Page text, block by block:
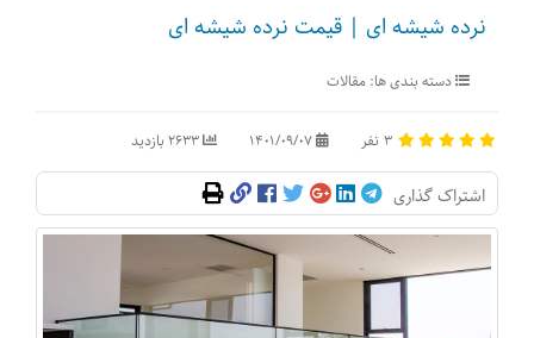
نرده شیشه ای | قیمت نرده شیشه ای
دسته بندی ها:مقالات
3 نفر
اشتراک گذاری